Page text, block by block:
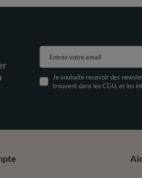
Entrez votre email
Je souhaite recevoir des
trouvent dans les CGU, et les